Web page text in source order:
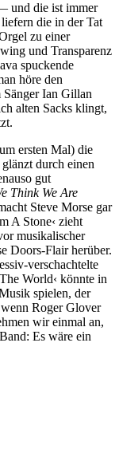
und die ist immer
die in der Tat
zu einer
und Transparenz
spuckende
höre den
Sänger Ian Gillan
alten Sacks klingt,
ersten Mal) die
durch einen
gut
Think We Are
Steve Morse gar
A Stone‹ zieht
musikalischer
Doors-Flair herüber.
verschachtelte
World‹ könnte in
spielen, der
Roger Glover
wir einmal an,
Es wäre ein